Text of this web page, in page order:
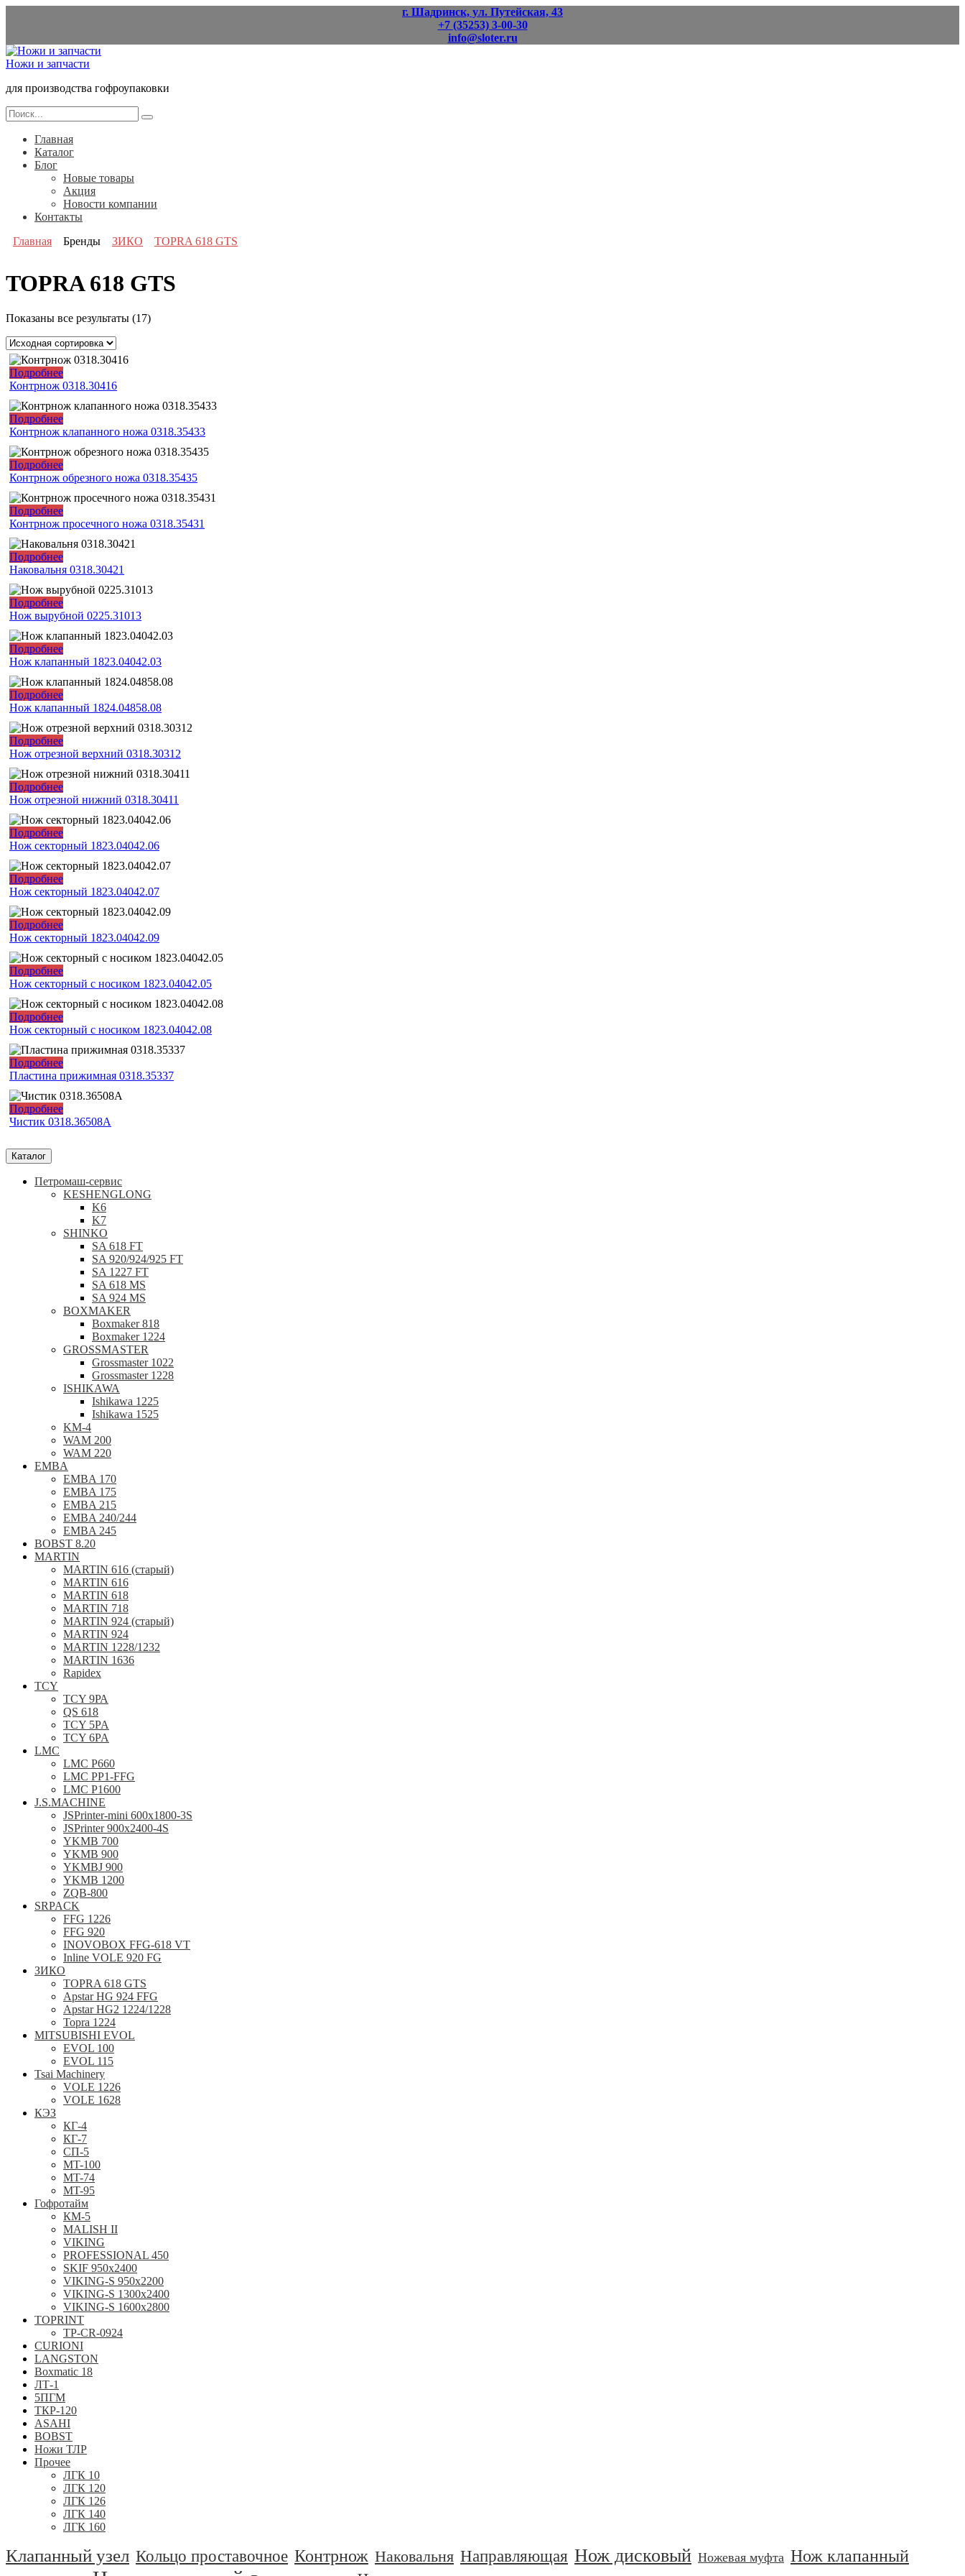
г. Шадринск, ул. Путейская, 43
+7 (35253) 3-00-30
info@sloter.ru
Ножи и запчасти
для производства гофроупаковки
Search
for:
Главная
Каталог
Блог
Новые товары
Акция
Новости компании
Контакты
Главная
Бренды ЗИКО TOPRA 618 GTS
TOPRA 618 GTS
Показаны все результаты (17)
Подробнее
Контрнож 0318.30416
Подробнее
Контрнож клапанного ножа 0318.35433
Подробнее
Контрнож обрезного ножа 0318.35435
Подробнее
Контрнож просечного ножа 0318.35431
Подробнее
Наковальня 0318.30421
Подробнее
Нож вырубной 0225.31013
Подробнее
Нож клапанный 1823.04042.03
Подробнее
Нож клапанный 1824.04858.08
Подробнее
Нож отрезной верхний 0318.30312
Подробнее
Нож отрезной нижний 0318.30411
Подробнее
Нож секторный 1823.04042.06
Подробнее
Нож секторный 1823.04042.07
Подробнее
Нож секторный 1823.04042.09
Подробнее
Нож секторный с носиком 1823.04042.05
Подробнее
Нож секторный с носиком 1823.04042.08
Подробнее
Пластина прижимная 0318.35337
Подробнее
Чистик 0318.36508А
Каталог
Петромаш-сервис
KESHENGLONG
K6
K7
SHINKO
SA 618 FT
SA 920/924/925 FT
SA 1227 FT
SA 618 MS
SA 924 MS
BOXMAKER
Boxmaker 818
Boxmaker 1224
GROSSMASTER
Grossmaster 1022
Grossmaster 1228
ISHIKAWA
Ishikawa 1225
Ishikawa 1525
KM-4
WAM 200
WAM 220
EMBA
EMBA 170
EMBA 175
EMBA 215
EMBA 240/244
EMBA 245
BOBST 8.20
MARTIN
MARTIN 616 (старый)
MARTIN 616
MARTIN 618
MARTIN 718
MARTIN 924 (старый)
MARTIN 924
MARTIN 1228/1232
MARTIN 1636
Rapidex
TCY
TCY 9РА
QS 618
TCY 5PA
TCY 6PA
LMC
LMC P660
LMC PP1-FFG
LMC P1600
J.S.MACHINE
JSPrinter-mini 600x1800-3S
JSPrinter 900x2400-4S
YKMB 700
YKMB 900
YKMBJ 900
YKMB 1200
ZQB-800
SRPACK
FFG 1226
FFG 920
INOVOBOX FFG-618 VT
Inline VOLE 920 FG
ЗИКО
TOPRA 618 GTS
Apstar HG 924 FFG
Apstar HG2 1224/1228
Topra 1224
MITSUBISHI EVOL
EVOL 100
EVOL 115
Tsai Machinery
VOLE 1226
VOLE 1628
КЭЗ
КГ-4
КГ-7
СП-5
MT-100
MT-74
MT-95
Гофротайм
КМ-5
MALISH II
VIKING
PROFESSIONAL 450
SKIF 950x2400
VIKING-S 950х2200
VIKING-S 1300x2400
VIKING-S 1600x2800
TOPRINT
TP-CR-0924
CURIONI
LANGSTON
Boxmatic 18
ЛТ-1
5ПГМ
ТКР-120
ASAHI
BOBST
Ножи ТЛР
Прочее
ЛГК 10
ЛГК 120
ЛГК 126
ЛГК 140
ЛГК 160
Клапанный узел Кольцо проставочное Контрнож Наковальня Направляющая Нож дисковый Ножевая муфта Нож клапанный